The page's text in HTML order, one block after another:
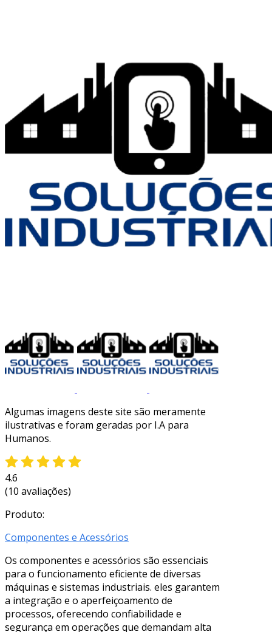
Algumas imagens deste site são meramente
ilustrativas e foram geradas por I.A para
Humanos.
4.6
(10 avaliações)
Produto:
Componentes e Acessórios
Os componentes e acessórios são essenciais
para o funcionamento eficiente de diversas
máquinas e sistemas industriais. eles garantem
a integração e o aperfeiçoamento de
processos, oferecendo confiabilidade e
segurança em operações que demandam alta